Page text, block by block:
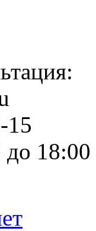
15
до 18:00